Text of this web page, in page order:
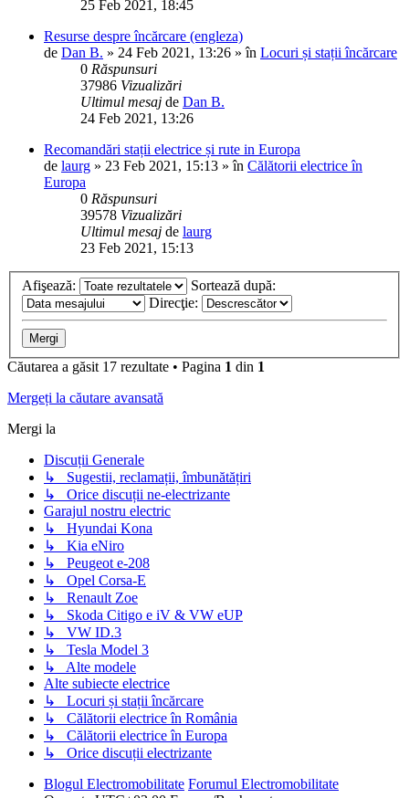
25 Feb 2021, 18:45
Resurse despre încărcare (engleza)
de Dan B. » 24 Feb 2021, 13:26 » în Locuri și stații încărcare
0 Răspunsuri
37986 Vizualizări
Ultimul mesaj de Dan B.
24 Feb 2021, 13:26
Recomandări stații electrice și rute in Europa
de laurg » 23 Feb 2021, 15:13 » în Călătorii electrice în
Europa
0 Răspunsuri
39578 Vizualizări
Ultimul mesaj de laurg
23 Feb 2021, 15:13
Afişează:
Sortează după:
Direcţie:
Căutarea a găsit 17 rezultate • Pagina 1 din 1
Mergeți la căutare avansată
Mergi la
Discuții Generale
↳ Sugestii, reclamații, îmbunătățiri
↳ Orice discuții ne-electrizante
Garajul nostru electric
↳ Hyundai Kona
↳ Kia eNiro
↳ Peugeot e-208
↳ Opel Corsa-E
↳ Renault Zoe
↳ Skoda Citigo e iV & VW eUP
↳ VW ID.3
↳ Tesla Model 3
↳ Alte modele
Alte subiecte electrice
↳ Locuri și stații încărcare
↳ Călătorii electrice în România
↳ Călătorii electrice în Europa
↳ Orice discuții electrizante
Blogul Electromobilitate Forumul Electromobilitate